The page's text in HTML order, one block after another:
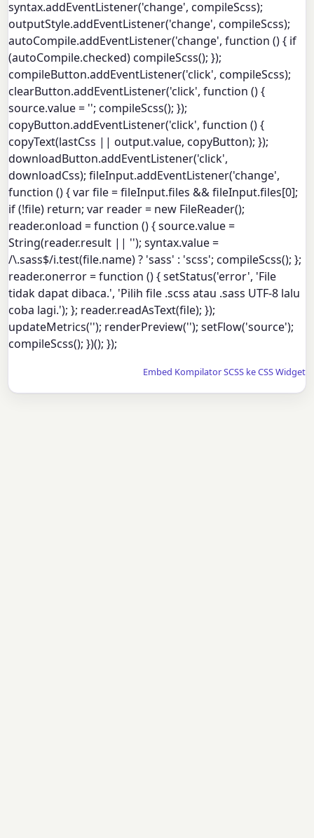
syntax.addEventListener('change', compileScss);
outputStyle.addEventListener('change', compileScss);
autoCompile.addEventListener('change', function () { if
(autoCompile.checked) compileScss(); });
compileButton.addEventListener('click', compileScss);
clearButton.addEventListener('click', function () {
source.value = ''; compileScss(); });
copyButton.addEventListener('click', function () {
copyText(lastCss || output.value, copyButton); });
downloadButton.addEventListener('click',
downloadCss); fileInput.addEventListener('change',
function () { var file = fileInput.files && fileInput.files[0];
if (!file) return; var reader = new FileReader();
reader.onload = function () { source.value =
String(reader.result || ''); syntax.value =
/\.sass$/i.test(file.name) ? 'sass' : 'scss'; compileScss(); };
reader.onerror = function () { setStatus('error', 'File
tidak dapat dibaca.', 'Pilih file .scss atau .sass UTF-8 lalu
coba lagi.'); }; reader.readAsText(file); });
updateMetrics(''); renderPreview(''); setFlow('source');
compileScss(); })(); });
Embed Kompilator SCSS ke CSS Widget